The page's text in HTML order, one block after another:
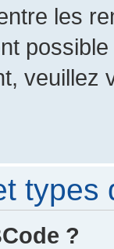
les
types
?